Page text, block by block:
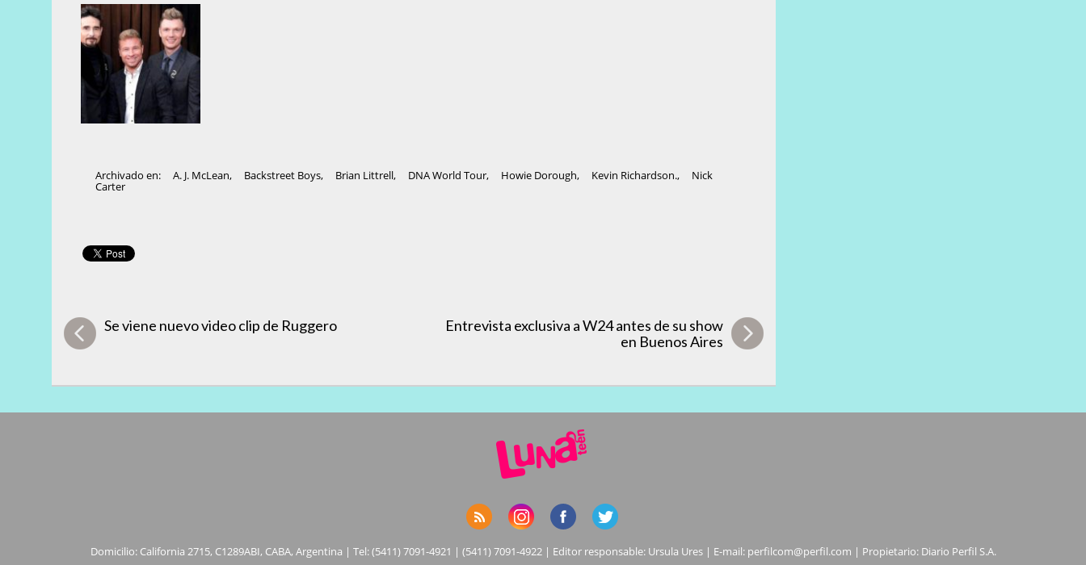
Archivado en: A. J. McLean, Backstreet Boys, Brian Littrell, DNA World Tour, Howie Dorough, Kevin Richardson., Nick
Carter
Se viene nuevo video clip de Ruggero
Entrevista exclusiva a W24 antes de su show
en Buenos Aires
Domicilio: California 2715, C1289ABI, CABA, Argentina | Tel: (5411) 7091-4921 | (5411) 7091-4922 | Editor responsable: Ursula Ures | E-mail: perfilcom@perfil.com | Propietario: Diario Perfil S.A.